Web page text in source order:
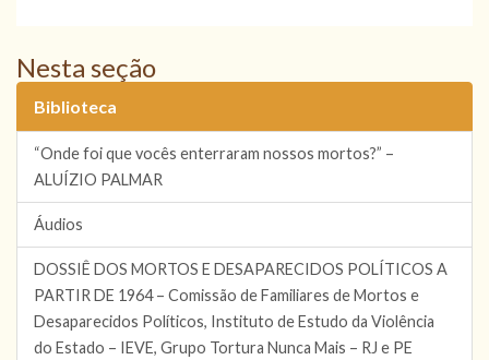
Nesta seção
Biblioteca
“Onde foi que vocês enterraram nossos mortos?” –
ALUÍZIO PALMAR
Áudios
DOSSIÊ DOS MORTOS E DESAPARECIDOS POLÍTICOS A
PARTIR DE 1964 – Comissão de Familiares de Mortos e
Desaparecidos Políticos, Instituto de Estudo da Violência
do Estado – IEVE, Grupo Tortura Nunca Mais – RJ e PE